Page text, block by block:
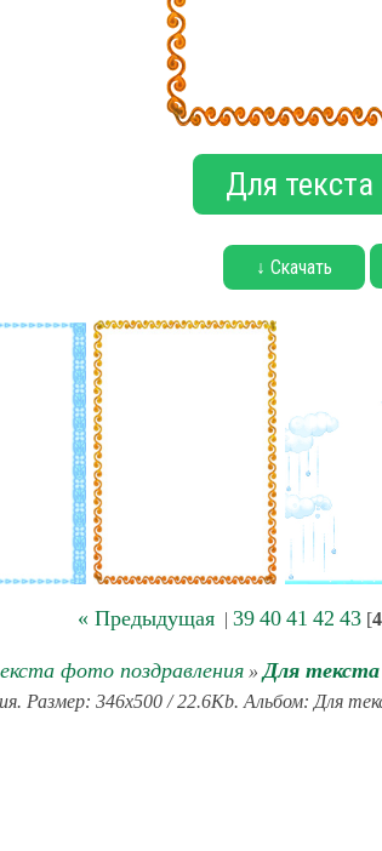
Для
↓ Скачать
« Предыдущая| 39 40 41 42 43[
фото поздравления » Для текста
Размер: 346x500 / 22.6Kb. Альбом: Для